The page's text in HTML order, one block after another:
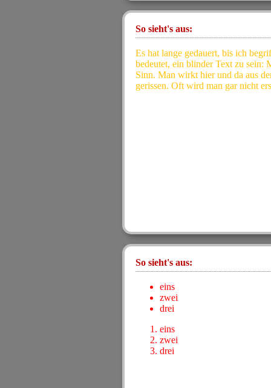
So sieht's aus:
Es hat lange gedauert, bis ich
bedeutet, ein blinder Text zu sein:
Sinn. Man wirkt hier und da aus
gerissen. Oft wird man gar nicht
So sieht's aus:
eins
zwei
drei
eins
zwei
drei